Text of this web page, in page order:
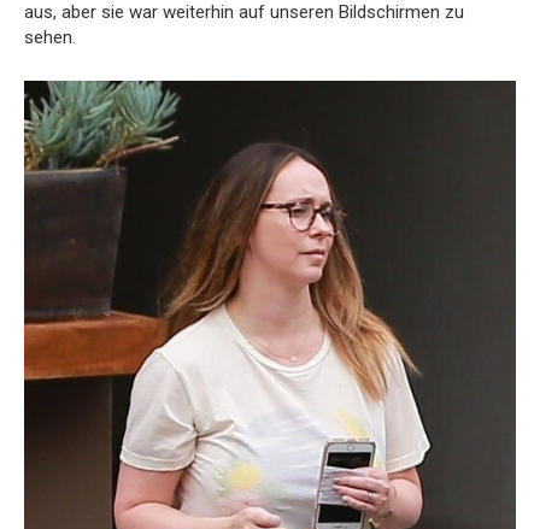
aus, aber sie war weiterhin auf unseren Bildschirmen zu
sehen.